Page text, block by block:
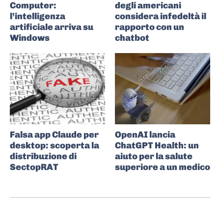
Computer:
l’intelligenza
artificiale arriva su
Windows
degli americani
considera infedeltà il
rapporto con un
chatbot
Falsa app Claude per
desktop: scoperta la
distribuzione di
SectopRAT
OpenAI lancia
ChatGPT Health: un
aiuto per la salute
superiore a un medico